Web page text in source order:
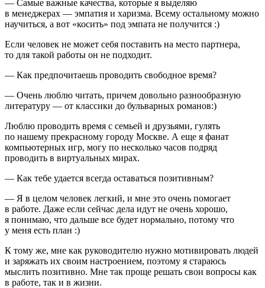
— Самые важные качества, которые я выделяю
в менеджерах — эмпатия и харизма. Всему остальному можно
научиться, а вот «косить» под эмпата не получится :)
Если человек не может себя поставить на место партнера,
то для такой работы он не подходит.
— Как предпочитаешь проводить свободное время?
— Очень люблю читать, причем довольно разнообразную
литературу — от классики до бульварных романов:)
Люблю проводить время с семьей и друзьями, гулять
по нашему прекрасному городу Москве. А еще я фанат
компьютерных игр, могу по несколько часов подряд
проводить в виртуальных мирах.
— Как тебе удается всегда оставаться позитивным?
— Я в целом человек легкий, и мне это очень помогает
в работе. Даже если сейчас дела идут не очень хорошо,
я понимаю, что дальше все будет нормально, потому что
у меня есть план :)
К тому же, мне как руководителю нужно мотивировать людей
и заряжать их своим настроением, поэтому я стараюсь
мыслить позитивно. Мне так проще решать свои вопросы как
в работе, так и в жизни.